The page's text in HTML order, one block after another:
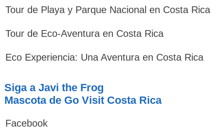
Tour de Playa y Parque Nacional en Costa Rica
Tour de Eco-Aventura en Costa Rica
Eco Experiencia: Una Aventura en Costa Rica
Siga a Javi the Frog
Mascota de Go Visit Costa Rica
Facebook